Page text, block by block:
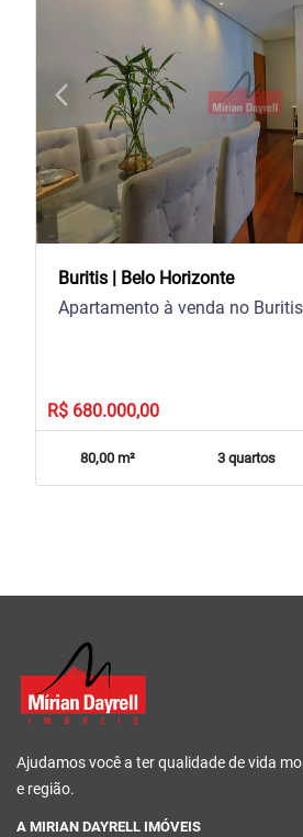
arrow_back_iosPrevious
Buritis | Belo Horizonte
Apartamento à venda no Buritis
R$ 680.000,00
80,00 m² 3 quartos
Ajudamos você a ter qualidade de vida
e região.
A MIRIAN DAYRELL IMÓVEIS